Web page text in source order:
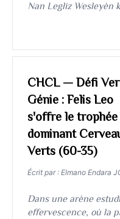
Nan Legliz Wesleyèn
CHCL — Défi
Génie : Felis Leo
s'offre le trophée
dominant
Verts (60-35)
Écrit par : Elmano Endara
​​​​​​​Dans une arène
effervescence, où la